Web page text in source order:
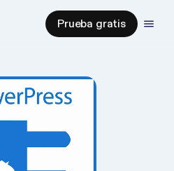
Prueba gratis